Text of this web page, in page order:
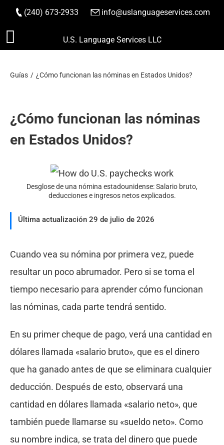
Saltar
(240) 673-2933 info@uslanguageservices.com
HACER PEDIDO
U.S. Language Services LLC
Guías ¿Cómo funcionan las nóminas en Estados Unidos?
¿Cómo funcionan las nóminas
en Estados Unidos?
Desglose de una nómina estadounidense: Salario bruto,
deducciones e ingresos netos explicados.
Última actualización 29 de julio de 2026
Cuando vea su nómina por primera vez, puede
resultar un poco abrumador. Pero si se toma el
tiempo necesario para aprender cómo funcionan
las nóminas, cada parte tendrá sentido.
En su primer cheque de pago, verá una cantidad en
dólares llamada «salario bruto», que es el dinero
que ha ganado antes de que se eliminara cualquier
deducción. Después de esto, observará una
cantidad en dólares llamada «salario neto», que
también puede llamarse su «sueldo neto». Como
su nombre indica, se trata del dinero que puede